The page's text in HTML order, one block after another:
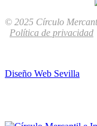
© 2025 Círculo
Política de privacidad
Diseño Web Sevilla